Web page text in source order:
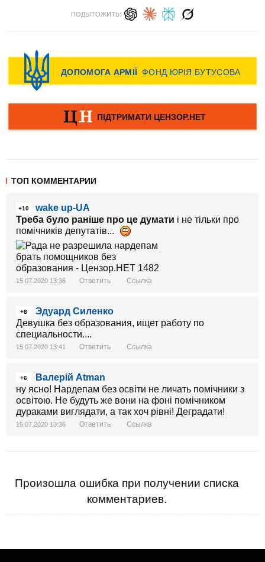
ПОДЫТОЖИТЬ:
ТОП КОММЕНТАРИИ
+10
wake up-UA
Треба було раніше про це думати і не тільки про
помічників депутатів...
15.07.2020 13:36 Ответить Ссылка
+8
Эдуард Силенко
Девушка без образования, ищет работу по
специальности....
15.07.2020 13:41 Ответить Ссылка
+6
Валерій Atman
ну ясно! Нардепам без освіти не личать помічники з
освітою. Не будуть же вони на фоні помічником
дураками виглядати, а так хоч рівні! Деградати!
15.07.2020 13:36 Ответить Ссылка
Произошла ошибка при получении списка
комментариев.